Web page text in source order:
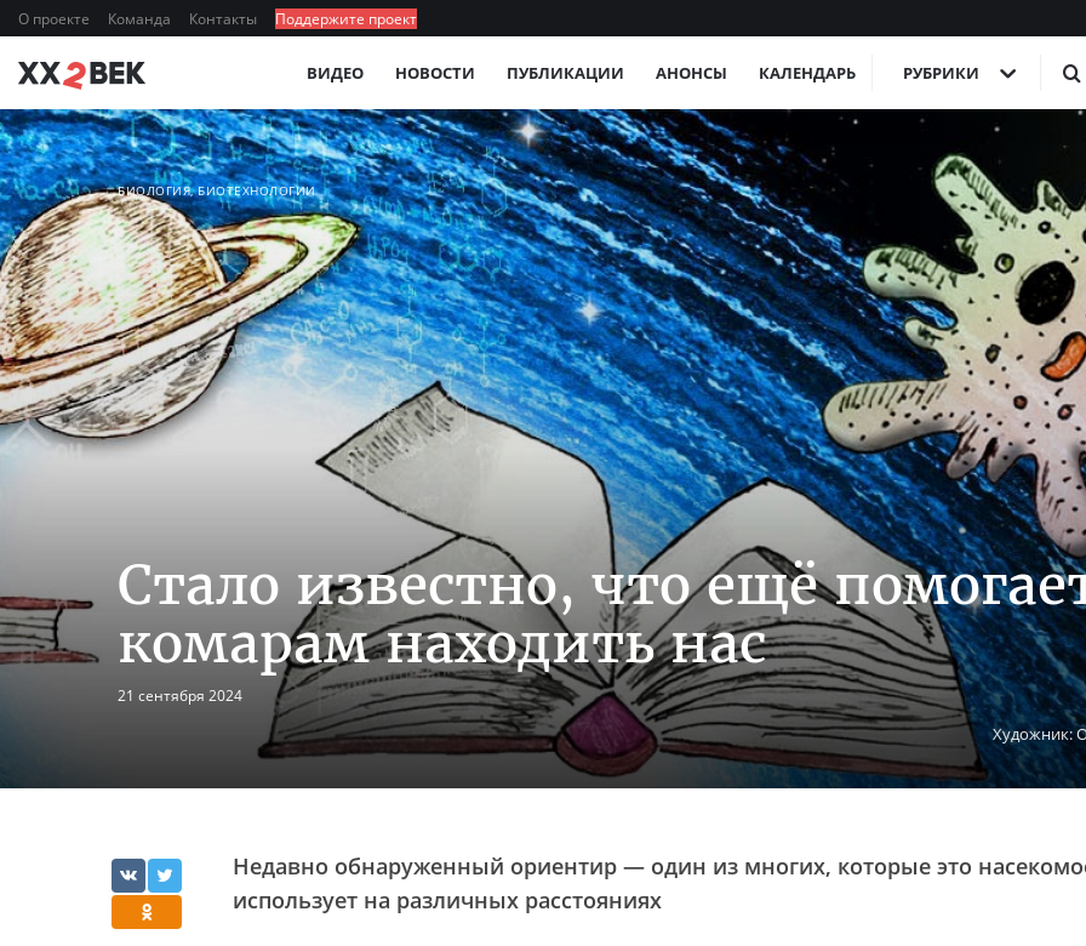
О проекте Команда Контакты Поддержите проект
ВИДЕО НОВОСТИ ПУБЛИКАЦИИ АНОНСЫ КАЛЕНДАРЬ РУБРИКИ
БИОЛОГИЯ, БИОТЕХНОЛОГИИ
Стало известно, что ещё
комарам находить нас
21 сентября 2024
Художник:
Недавно обнаруженный ориентир — один из многих, которые это
использует на различных расстояниях